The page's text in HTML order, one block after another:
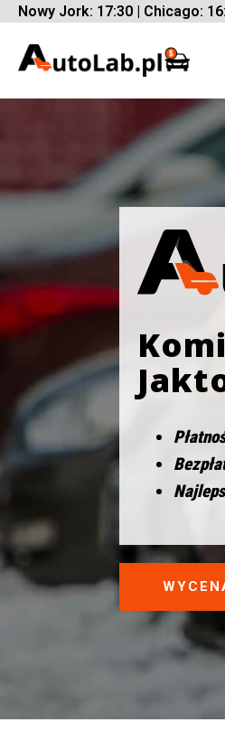
Nowy Jork: 17:30 | Chicago: